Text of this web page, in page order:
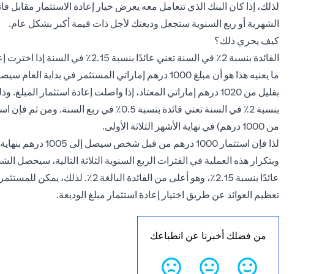
لذلك، إذا كان البنك الذي تتعامل معه يعرض خيار إعادة الاستثمار مقابل
الشهرية أو ربع السنوية ستجعل وديعتك لأجل ذات قيمة أكبر بشكل عام.
كيف يجري ذلك؟
الفائدة بنسبة 2٪ في السنة تعني عائدًا بنسبة 2.15٪ في السنة إذا اخترت إعادة الاستثمار.
بقليل من 1020 درهم إماراتي المعتاد، إذا واصلت إعادة استثمار
من 1000 درهم) في نهاية الأشهر الثلاثة الأولى.
لذا فإن استثمار 1000 درهم من قبل شخص سيصل إلى 1005 درهم بنهاية فترة الثلاثة أشهر.
عائدًا بنسبة 2.15٪، وهو أعلى من
تعظيم العوائد عن طريق اختيار إعادة استثمار مبلغ الوديعة.
من فضلك أخبرنا عن انطباعك